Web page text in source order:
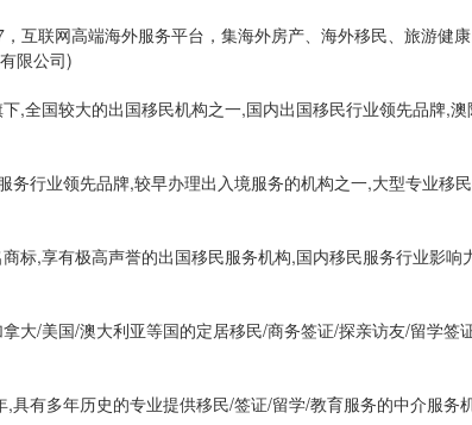
互联网高端海外服务平台，集海外房产、海外移民、旅游健
限公司)
,全国较大的出国移民机构之一,国内出国移民行业领先品牌,
务行业领先品牌,较早办理出入境服务的机构之一,大型专业移
标,享有极高声誉的出国移民服务机构,国内移民服务行业影响
大/美国/澳大利亚等国的定居移民/商务签证/探亲访友/留学签
具有多年历史的专业提供移民/签证/留学/教育服务的中介服务